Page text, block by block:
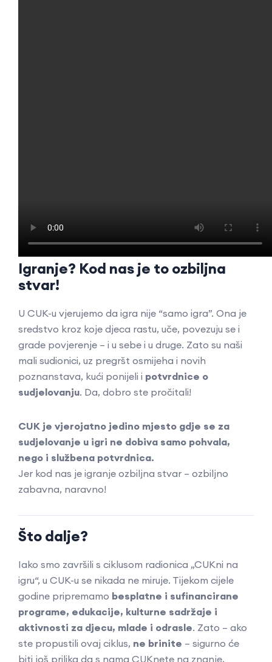
Igranje? Kod nas je to ozbiljna
stvar!
U CUK-u vjerujemo da igra nije “samo igra”. Ona je
sredstvo kroz koje djeca rastu, uče, povezuju se i
grade povjerenje – i u sebe i u druge. Zato su naši
mali sudionici, uz pregršt osmijeha i novih
poznanstava, kući ponijeli i potvrdnice o
sudjelovanju. Da, dobro ste pročitali!
CUK je vjerojatno jedino mjesto gdje se za
sudjelovanje u igri ne dobiva samo pohvala,
nego i službena potvrdnica.
Jer kod nas je igranje ozbiljna stvar – ozbiljno
zabavna, naravno!
Što dalje?
Iako smo završili s ciklusom radionica „CUKni na
igru“, u CUK-u se nikada ne miruje. Tijekom cijele
godine pripremamo besplatne i sufinancirane
programe, edukacije, kulturne sadržaje i
aktivnosti za djecu, mlade i odrasle. Zato – ako
ste propustili ovaj ciklus, ne brinite – sigurno će
biti još prilika da s nama CUKnete na znanje,